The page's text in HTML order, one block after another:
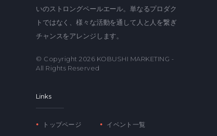
いのストロングペールエール。単なるプロダク
トではなく、様々な活動を通して人と人を繋ぎ
チャンスをアレンジします。
© Copyright 2026 KOBUSHI MARKETING -
All Rights Reserved
Links
トップページ イベント一覧